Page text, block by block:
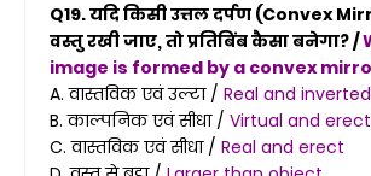
Q19. यदि किसी उत्तल दर्पण (Convex
वस्तु रखी जाए, तो प्रतिबिंब कैसा बनेगा? /
image is formed by a convex
A. वास्तविक एवं उल्टा / Real and inverted
B. काल्पनिक एवं सीधा / Virtual and erect
C. वास्तविक एवं सीधा / Real and erect